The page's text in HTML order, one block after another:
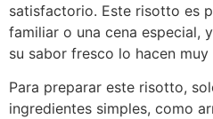
satisfactorio. Este risotto es
familiar o una cena especial,
su sabor fresco lo hacen
Para preparar este risotto,
ingredientes simples, como